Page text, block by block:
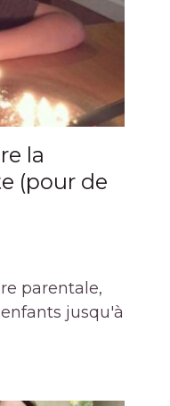
la
(pour de
parentale,
jusqu'à